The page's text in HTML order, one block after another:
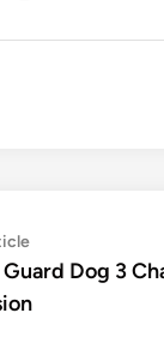
Previous
article:Dog 3